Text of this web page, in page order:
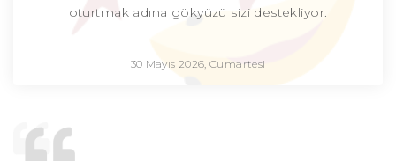
oturtmak adına gökyüzü sizi destekliyor.
30 Mayıs 2026, Cumartesi